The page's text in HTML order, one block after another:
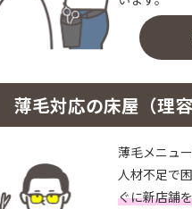
薄毛対応の床屋（理
薄毛メニュ
人材不足で
ぐに新店舗